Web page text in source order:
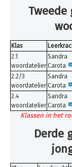
Tweede
Klas
2.1
woordatelier
Sandra
Carota
2.2/3
woordatelier
Sandra
Carota
2.4
woordatelier
Sandra
Carota
Klassen in het
Derde